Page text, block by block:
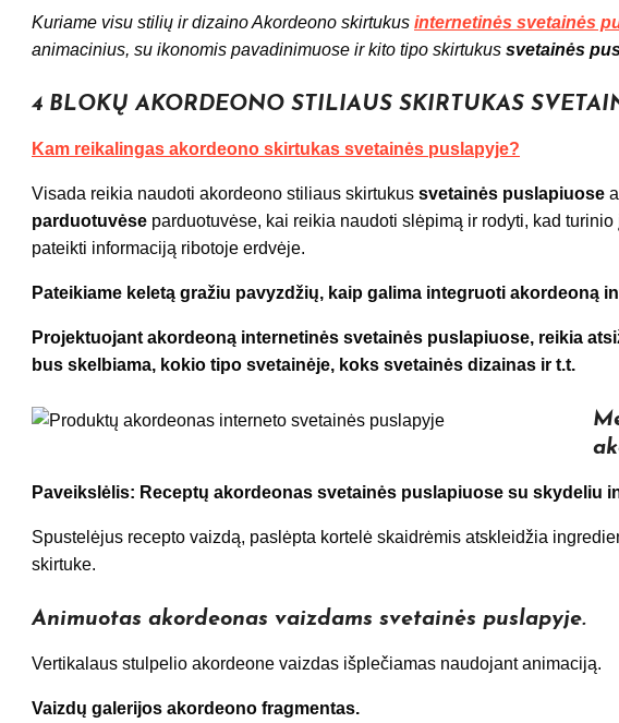
Kuriame visu stilių ir dizaino Akordeono skirtukus internetinės svetainės
animacinius, su ikonomis pavadinimuose ir kito tipo skirtukus svetainės
4 BLOKŲ AKORDEONO STILIAUS SKIRTUKAS
Kam reikalingas akordeono skirtukas svetainės puslapyje?
Visada reikia naudoti akordeono stiliaus skirtukus svetainės puslapiuose
parduotuvėse parduotuvėse, kai reikia naudoti slėpimą ir rodyti, kad
pateikti informaciją ribotoje erdvėje.
Pateikiame keletą gražiu pavyzdžių, kaip galima integruoti akordeoną
Projektuojant akordeoną internetinės svetainės puslapiuose, reikia
bus skelbiama, kokio tipo svetainėje, koks svetainės dizainas ir t.t.
Paveikslėlis: Receptų akordeonas svetainės puslapiuose su skydeliu
Spustelėjus recepto vaizdą, paslėpta kortelė skaidrėmis atskleidžia
skirtuke.
Animuotas akordeonas vaizdams svetainės puslapyje.
Vertikalaus stulpelio akordeone vaizdas išplečiamas naudojant animaciją.
Vaizdų galerijos akordeono fragmentas.